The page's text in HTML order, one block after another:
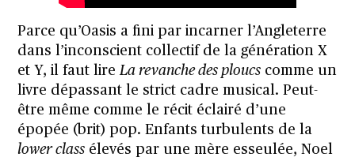
Parce qu’Oasis a fini par incarner l’Angleterre
dans l’inconscient collectif de la génération X
et Y, il faut lireLa revanche des ploucs comme un
livre dépassant le strict cadre musical. Peut-
être même comme le récit éclairé d’une
épopée (brit) pop. Enfants turbulents de la
lower class élevés par une mère esseulée, Noel